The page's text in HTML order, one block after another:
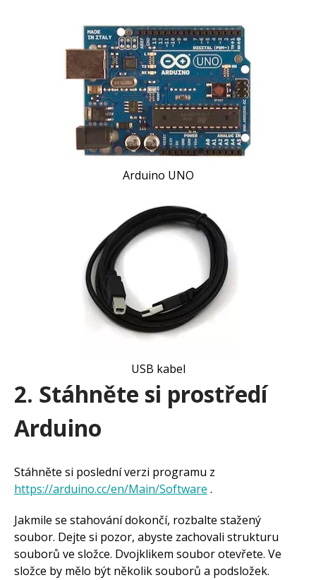
Arduino UNO
USB kabel
2. Stáhněte si prostředí
Arduino
Stáhněte si poslední verzi programu z
https://arduino.cc/en/Main/Software .
Jakmile se stahování dokončí, rozbalte stažený
soubor. Dejte si pozor, abyste zachovali strukturu
souborů ve složce. Dvojklikem soubor otevřete. Ve
složce by mělo být několik souborů a podsložek.